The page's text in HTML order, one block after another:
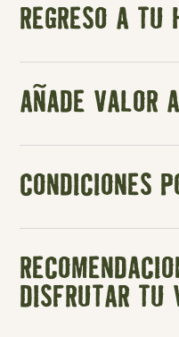
REGRESO A TU
AÑADE VALOR
CONDICIONES
DISFRUTAR TU